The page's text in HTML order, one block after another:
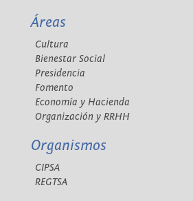
Áreas
Cultura
Bienestar Social
Presidencia
Fomento
Economía y Hacienda
Organización y RRHH
Organismos
CIPSA
REGTSA